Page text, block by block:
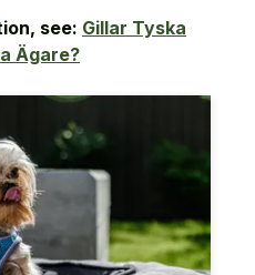
see: Gillar Tyska
Ägare?